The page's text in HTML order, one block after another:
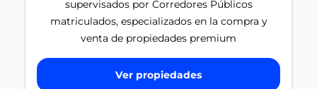
supervisados por Corredores Públicos
matriculados, especializados en la compra y
venta de propiedades premium
Ver propiedades